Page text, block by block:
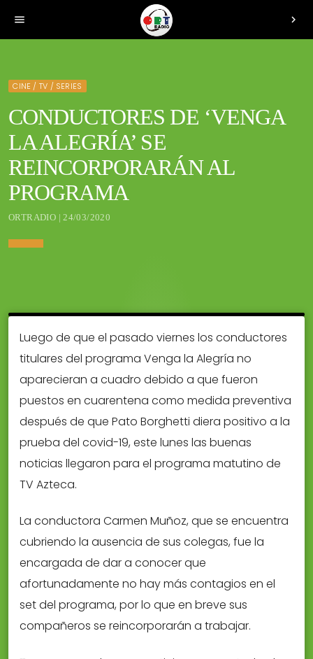
menu chevron_right
CINE / TV / SERIES
CONDUCTORES DE ‘VENGA
LA ALEGRÍA’ SE
REINCORPORARÁN AL
PROGRAMA
ORTRADIO | 24/03/2020
Luego de que el pasado viernes los conductores
titulares del programa Venga la Alegría no
aparecieran a cuadro debido a que fueron
puestos en cuarentena como medida preventiva
después de que Pato Borghetti diera positivo a la
prueba del covid-19, este lunes las buenas
noticias llegaron para el programa matutino de
TV Azteca.
La conductora Carmen Muñoz, que se encuentra
cubriendo la ausencia de sus colegas, fue la
encargada de dar a conocer que
afortunadamente no hay más contagios en el
set del programa, por lo que en breve sus
compañeros se reincorporarán a trabajar.